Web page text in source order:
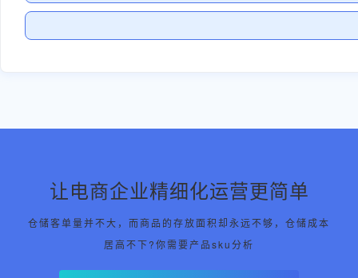
让电商企业精细化运营更简单
仓储客单量并不大，而商品的存放面积却永远不够，仓储成本
居高不下?你需要产品sku分析